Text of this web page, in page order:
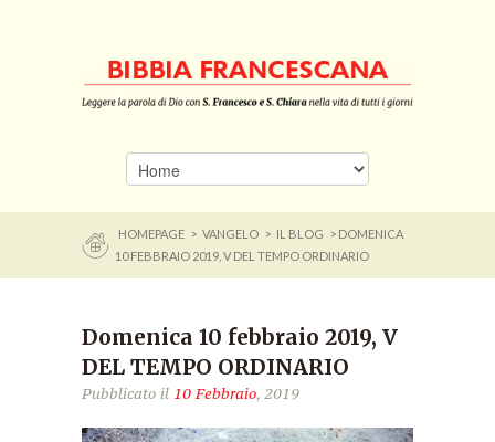
HOMEPAGE > VANGELO > IL BLOG
> DOMENICA
10 FEBBRAIO 2019, V DEL TEMPO ORDINARIO
Domenica 10 febbraio 2019, V
DEL TEMPO ORDINARIO
Pubblicato il 10 Febbraio, 2019